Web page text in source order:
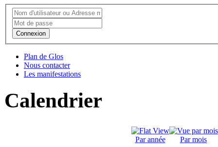
Connexion
Plan de Glos
Nous contacter
Les manifestations
Calendrier
Par année Par mois